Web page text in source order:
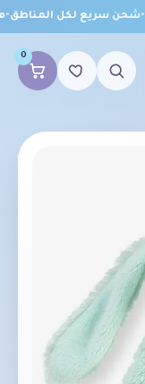
شحن سريع لكل المناطق•
0